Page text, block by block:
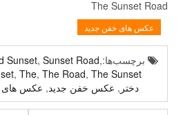
The Sunset Road
عکس های خفن جدید
برچسب‌ها: Sunset ,Sunset Road,
,The ,The Road ,The Sunset
دختر, عکس خفن جدید, عکس های